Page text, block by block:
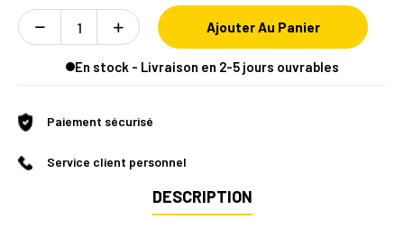
Ajouter Au Panier
En stock - Livraison en 2-5 jours ouvrables
Paiement sécurisé
Service client personnel
DESCRIPTION